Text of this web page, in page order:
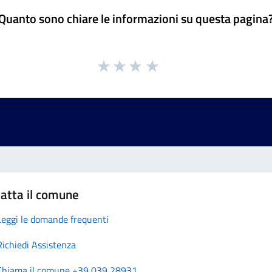
sono chiare le informazioni su questa
il comune
le domande frequenti
Assistenza